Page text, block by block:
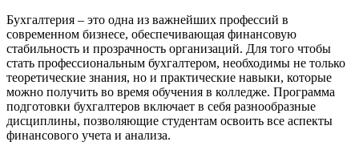
Бухгалтерия – это одна из важнейших профессий в
современном бизнесе, обеспечивающая финансовую
стабильность и прозрачность организаций. Для того чтобы
стать профессиональным бухгалтером, необходимы не только
теоретические знания, но и практические навыки, которые
можно получить во время обучения в колледже. Программа
подготовки бухгалтеров включает в себя разнообразные
дисциплины, позволяющие студентам освоить все аспекты
финансового учета и анализа.